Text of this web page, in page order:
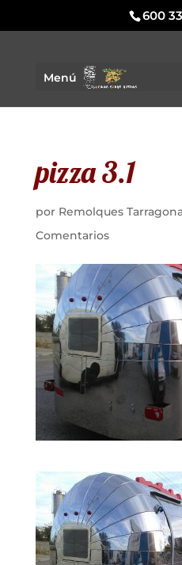
600
Menú
pizza 3.1
por Remolques
Comentarios